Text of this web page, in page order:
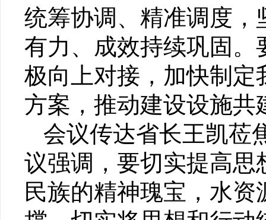
统筹协调、精准调度
有力、成效持续巩固
极向上对接，加快制
方案，推动建设设施
会议传达省长王凯莅
议强调，要切实提高
民族的精神瑰宝，水